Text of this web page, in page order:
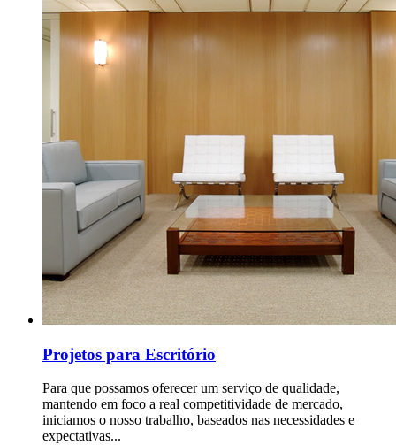
Projetos para Escritório
Para que possamos oferecer um serviço de qualidade,
mantendo em foco a real competitividade de mercado,
iniciamos o nosso trabalho, baseados nas necessidades e
expectativas...